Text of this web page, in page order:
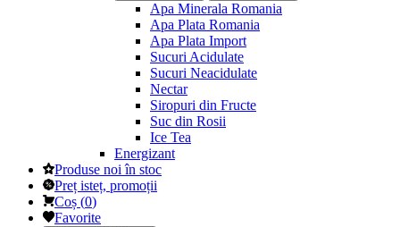
Apa Minerala Romania
Apa Plata Romania
Apa Plata Import
Sucuri Acidulate
Sucuri Neacidulate
Nectar
Siropuri din Fructe
Suc din Rosii
Ice Tea
Energizant
Produse noi în stoc
Preț isteț, promoții
Coș (0)
Favorite